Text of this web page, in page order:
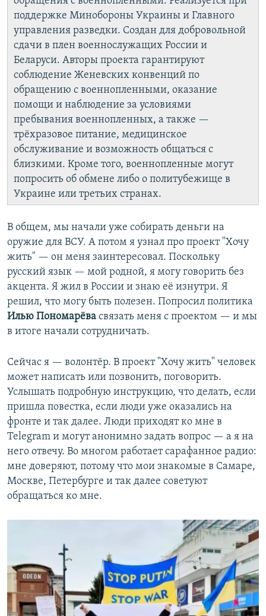
поддержке Минобороны Украины и Главного
управления разведки. Создан для добровольной
сдачи в плен военнослужащих России и
Беларуси. Авторы проекта гарантируют
соблюдение Женевских конвенций по
обращению с военнопленными, оказание
помощи и наблюдение за условиями
пребывания военнопленных, а также —
трёхразовое питание, медицинское
обслуживание и возможность общаться с
близкими. Кроме того, военнопленные могут
попросить об обмене либо о политубежище в
Украине или третьих странах.
В общем, мы начали уже собирать деньги на
оружие для ВСУ. А потом я узнал про проект "Хочу
жить" — он меня заинтересовал. Поскольку
русский язык — мой родной, я могу говорить без
акцента. Я жил в России и знаю её изнутри. Я
решил, что могу быть полезен. Попросил политика
Илью Пономарёва связать меня с проектом — и мы
в итоге начали сотрудничать.
Сейчас я — волонтёр. В проект "Хочу жить" человек
может написать или позвонить, поговорить.
Услышать подробную инструкцию, что делать, если
пришла повестка, если люди уже оказались на
фронте и так далее. Люди приходят ко мне в
Telegram и могут анонимно задать вопрос — а я на
него отвечу. Во многом работает сарафанное радио:
мне доверяют, потому что мои знакомые в Самаре,
Москве, Петербурге и так далее советуют
обращаться ко мне.